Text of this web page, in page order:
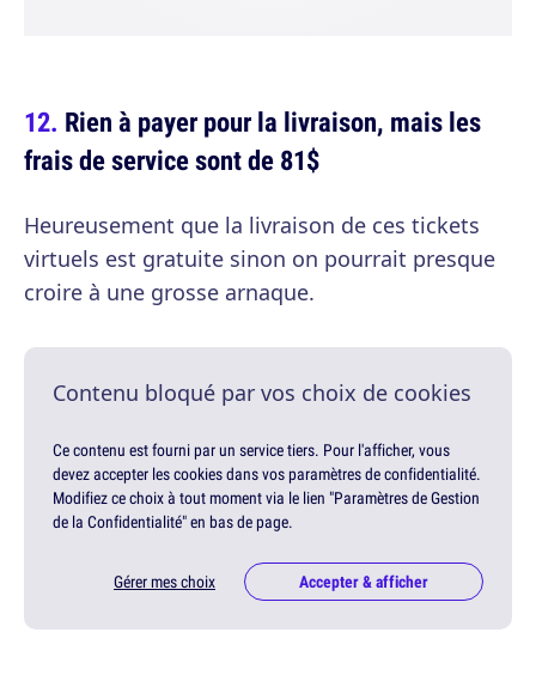
Rien à payer pour la livraison, mais les
frais de service sont de 81$
Heureusement que la livraison de ces tickets
virtuels est gratuite sinon on pourrait presque
croire à une grosse arnaque.
Contenu bloqué par vos choix de cookies
Ce contenu est fourni par un service tiers. Pour l'afficher, vous
devez accepter les cookies dans vos paramètres de confidentialité.
Modifiez ce choix à tout moment via le lien "Paramètres de Gestion
de la Confidentialité" en bas de page.
Gérer mes choix Accepter & afficher